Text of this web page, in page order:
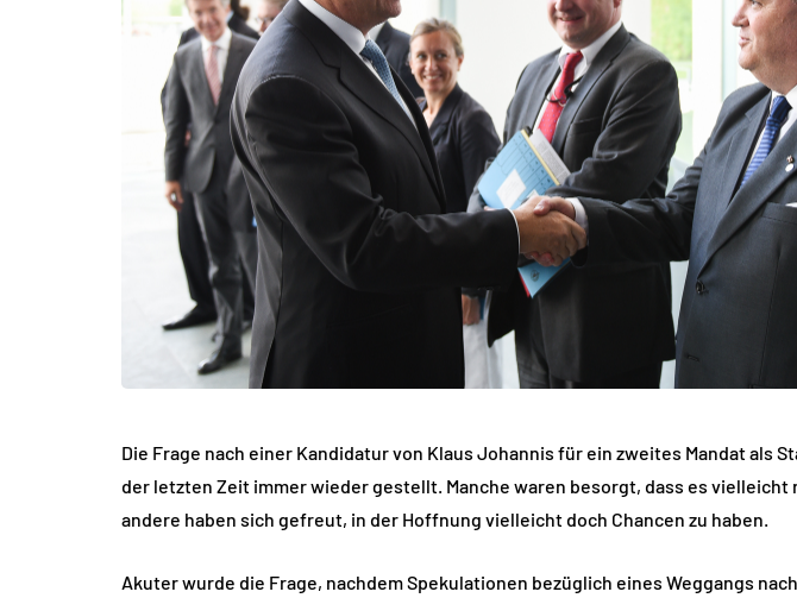
Die Frage nach einer Kandidatur von Klaus Johannis für ein zweites Mandat als
der letzten Zeit immer wieder gestellt. Manche waren besorgt, dass es vielleicht
andere haben sich gefreut, in der Hoffnung vielleicht doch Chancen zu haben.
Akuter wurde die Frage, nachdem Spekulationen bezüglich eines Weggangs